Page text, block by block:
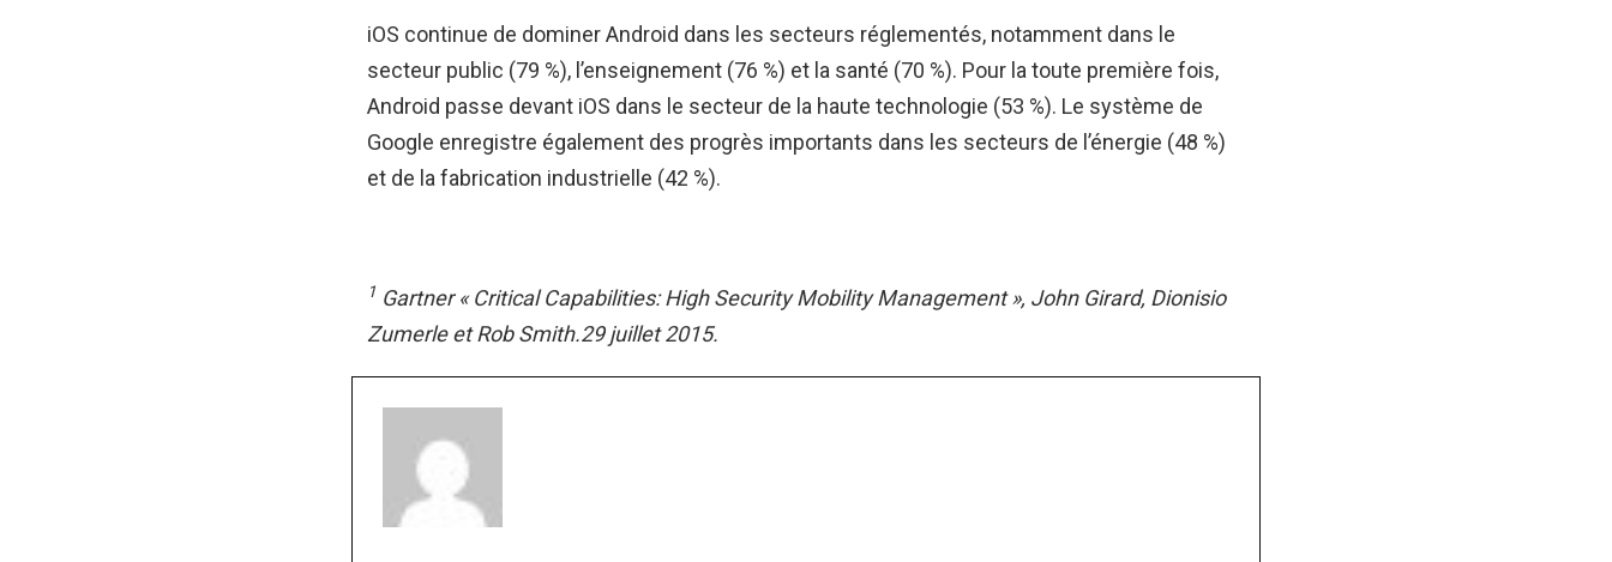
iOS continue de dominer Android dans les secteurs réglementés, notamment dans le
secteur public (79 %), l’enseignement (76 %) et la santé (70 %). Pour la toute première fois,
Android passe devant iOS dans le secteur de la haute technologie (53 %). Le système de
Google enregistre également des progrès importants dans les secteurs de l’énergie (48 %)
et de la fabrication industrielle (42 %).
1 Gartner « Critical Capabilities: High Security Mobility Management », John Girard, Dionisio
Zumerle et Rob Smith.29 juillet 2015.